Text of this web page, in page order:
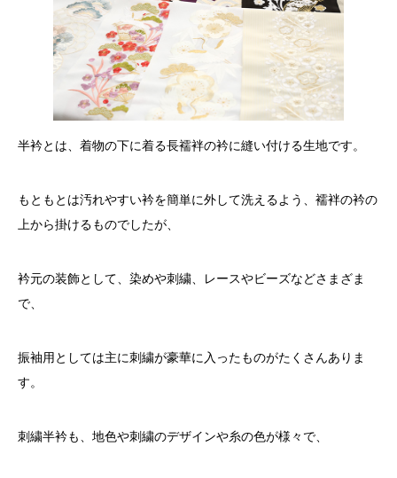
半衿とは、着物の下に着る長襦袢の衿に縫い付ける生地です。
もともとは汚れやすい衿を簡単に外して洗えるよう、襦袢の衿の
上から掛けるものでしたが、
衿元の装飾として、染めや刺繍、レースやビーズなどさまざま
で、
振袖用としては主に刺繍が豪華に入ったものがたくさんありま
す。
刺繍半衿も、地色や刺繍のデザインや糸の色が様々で、